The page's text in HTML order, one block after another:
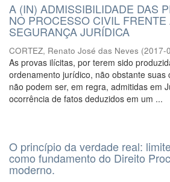
A (IN) ADMISSIBILIDADE DAS
NO PROCESSO CIVIL
SEGURANÇA JURÍDICA
CORTEZ, Renato José das Neves (2017-
As provas ilícitas, por terem sido
ordenamento jurídico, não obstante suas
não podem ser, em regra, admitidas em
ocorrência de fatos deduzidos em um ...
O princípio da verdade real:
como fundamento do Direito
moderno.